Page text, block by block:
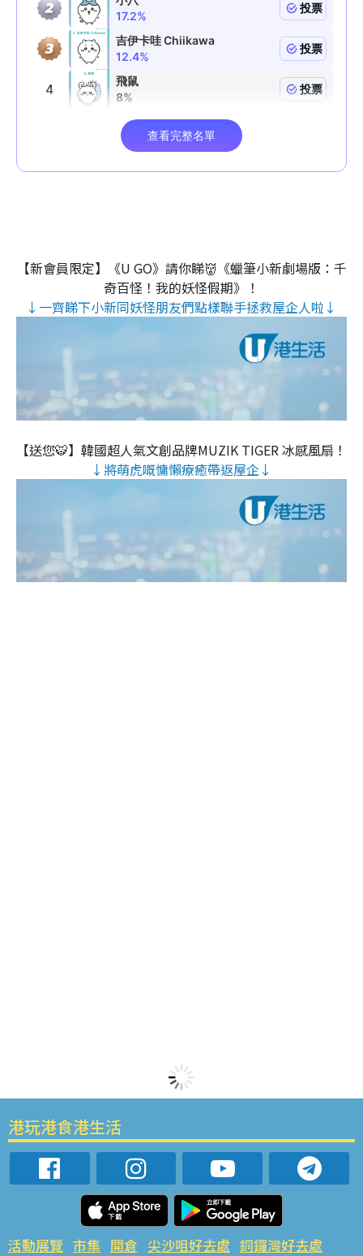
【新會員限定】《U GO》請你睇👹《蠟筆小新劇場版：千
奇百怪！我的妖怪假期》！
↓一齊睇下小新同妖怪朋友們點樣聯手拯救屋企人啦↓
【送您🐯】韓國超人氣文創品牌MUZIK TIGER 冰感風扇！
↓將萌虎嘅慵懶療癒帶返屋企↓
港玩港食港生活
活動展覽 市集 開倉 尖沙咀好去處 銅鑼灣好去處